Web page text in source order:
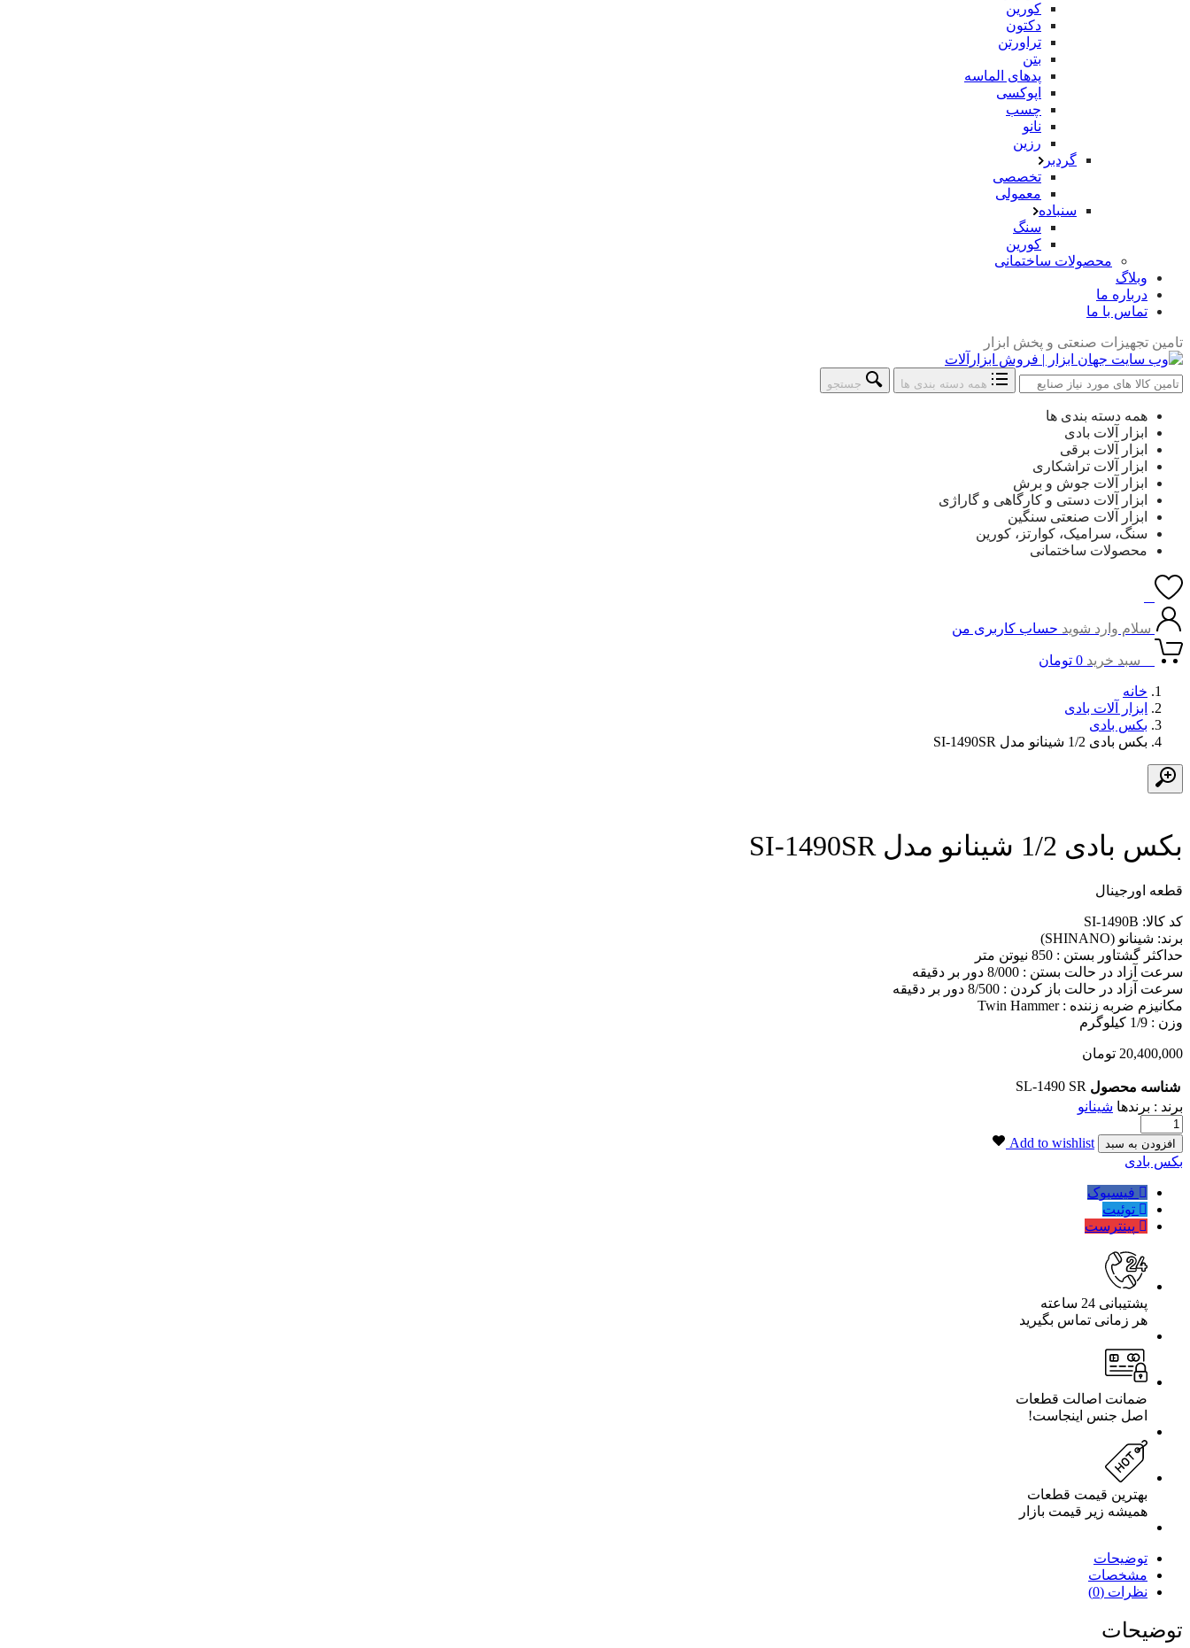
کورین
دکتون
تراورتن
بتن
پدهای الماسه
اپوکسی
چسب
نانو
رزین
گردبر
تخصصی
معمولی
سنباده
سنگ
کورین
محصولات ساختمانی
وبلاگ
درباره ما
تماس با ما
تامین تجهیزات صنعتی و پخش ابزار
همه دسته بندی ها جستجو
همه دسته بندی ها
ابزار آلات بادی
ابزار آلات برقی
ابزار آلات تراشکاری
ابزار آلات جوش و برش
ابزار آلات دستی و کارگاهی و گاراژی
ابزار آلات صنعتی سنگین
سنگ، سرامیک، کوارتز، کورین
محصولات ساختمانی
سلام وارد شوید حساب کاربری من
سبد خرید 0 تومان
خانه
ابزار آلات بادی
بکس بادی
بکس بادی 1/2 شینانو مدل SI-1490SR
بکس بادی 1/2 شینانو مدل SI-1490SR
قطعه اورجینال
کد کالا: SI-1490B
برند: شینانو (SHINANO)
حداکثر گشتاور بستن : 850 نیوتن متر
سرعت آزاد در حالت بستن : 8/000 دور بر دقیقه
سرعت آزاد در حالت باز کردن : 8/500 دور بر دقیقه
مکانیزم ضربه زننده : Twin Hammer
وزن : 1/9 کیلوگرم
20,400,000 تومان
شناسه محصول SL-1490 SR
برند : برندها شینانو
بکس
بادی
1/2
شینانو
مدل
1490SR
افزودن به سبد
Add to wishlist
برچسب:
بکس بادی
فیسبوک
توئیت
پینترست
پشتیبانی 24 ساعته
هر زمانی تماس بگیرید
ضمانت اصالت قطعات
اصل جنس اینجاست!
بهترین قیمت قطعات
همیشه زیر قیمت بازار
توضیحات
مشخصات
نظرات (0)
توضیحات